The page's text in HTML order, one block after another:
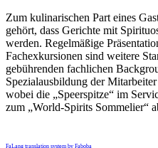
Zum kulinarischen Part eines
gehört, dass Gerichte mit
werden. Regelmäßige
Fachexkursionen sind weitere
gebührenden fachlichen
Spezialausbildung der
wobei die „Speerspitze“ im
zum „World-Spirits Sommelier“
FaLang translation system by Faboba